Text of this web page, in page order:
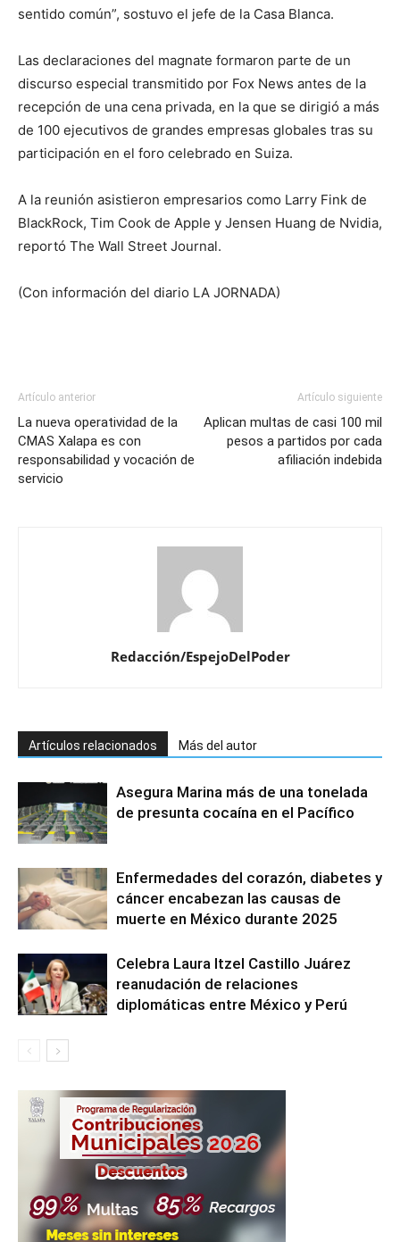
sentido común”, sostuvo el jefe de la Casa Blanca.
Las declaraciones del magnate formaron parte de un
discurso especial transmitido por Fox News antes de la
recepción de una cena privada, en la que se dirigió a más
de 100 ejecutivos de grandes empresas globales tras su
participación en el foro celebrado en Suiza.
A la reunión asistieron empresarios como Larry Fink de
BlackRock, Tim Cook de Apple y Jensen Huang de Nvidia,
reportó The Wall Street Journal.
(Con información del diario LA JORNADA)
Artículo anterior
La nueva operatividad de la
CMAS Xalapa es con
responsabilidad y vocación de
servicio
Artículo siguiente
Aplican multas de casi 100 mil
pesos a partidos por cada
afiliación indebida
Redacción/EspejoDelPoder
Artículos relacionados Más del autor
Asegura Marina más de una tonelada
de presunta cocaína en el Pacífico
Enfermedades del corazón, diabetes y
cáncer encabezan las causas de
muerte en México durante 2025
Celebra Laura Itzel Castillo Juárez
reanudación de relaciones
diplomáticas entre México y Perú